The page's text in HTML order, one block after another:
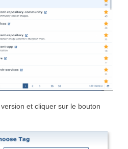
et cliquer sur le bouton